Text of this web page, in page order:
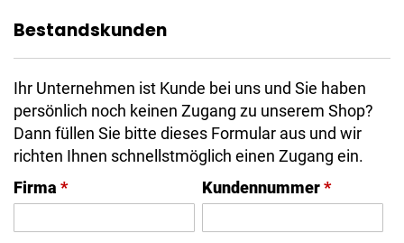
Bestandskunden
Ihr Unternehmen ist Kunde bei uns und Sie haben
persönlich noch keinen Zugang zu unserem Shop?
Dann füllen Sie bitte dieses Formular aus und wir
richten Ihnen schnellstmöglich einen Zugang ein.
Firma * Kundennummer*